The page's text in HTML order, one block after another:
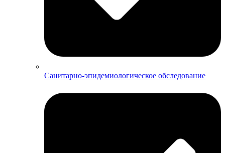
Санитарно-эпидемиологическое обследование